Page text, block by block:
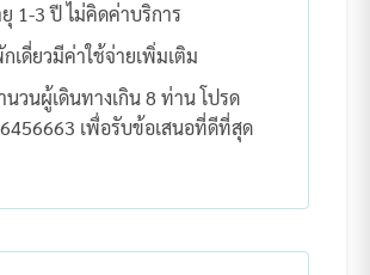
ยุ 1-3 ปี ไม่คิดค่าบริการ
เดี่ยวมีค่าใช้จ่ายเพิ่มเติม
นวนผู้เดินทางเกิน 8 ท่าน โปรด
เพื่อรับข้อเสนอที่ดีที่สุด